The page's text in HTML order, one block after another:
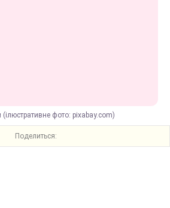
фото: pixabay.com)
Поделиться: